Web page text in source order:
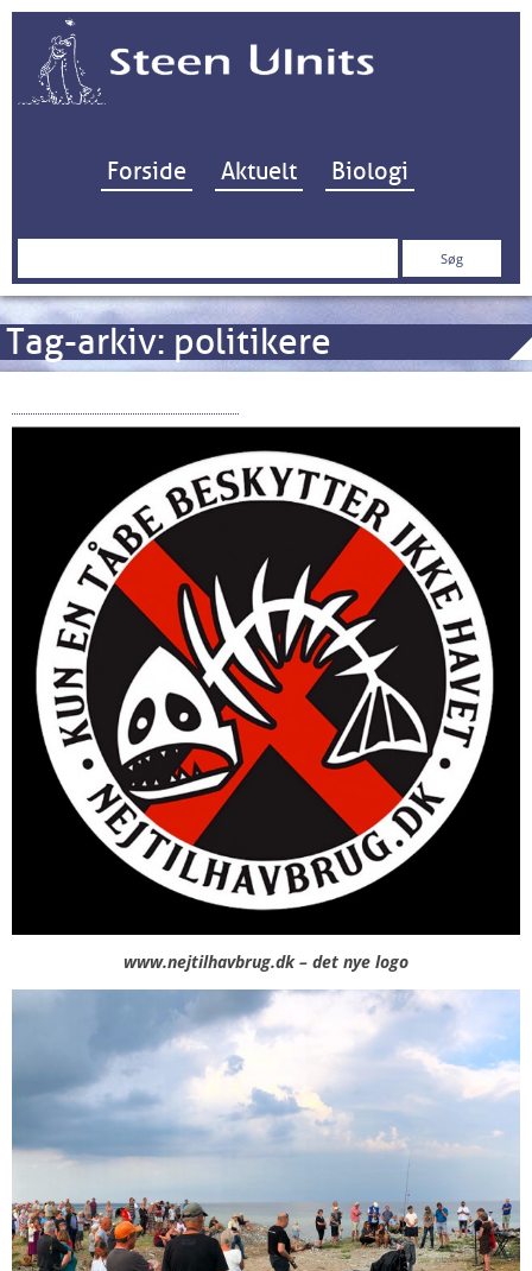
Hop til indhold
Forside Aktuelt Biologi
Søg
Tag-arkiv: politikere
www.nejtilhavbrug.dk – det nye logo